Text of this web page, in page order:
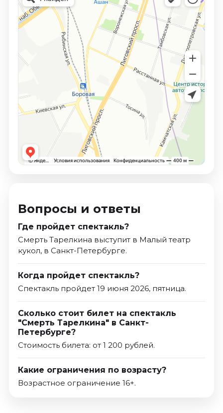
Вопросы и ответы
Где пройдет спектакль?
Смерть Тарелкина выступит в Малый театр
кукол, в Санкт-Петербурге.
Когда пройдет спектакль?
Спектакль пройдет 19 июня 2026, пятница.
Сколько стоит билет на спектакль
"Смерть Тарелкина" в Санкт-
Петербурге?
Стоимость билета: от 1 200 рублей.
Какие ограничения по возрасту?
Возрастное ограничение 16+.